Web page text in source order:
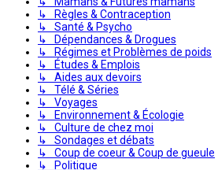
↳ Règles & Contraception
↳ Santé & Psycho
↳ Dépendances & Drogues
↳ Régimes et Problèmes de poids
↳ Études & Emplois
↳ Aides aux devoirs
↳ Télé & Séries
↳ Voyages
↳ Environnement & Écologie
↳ Culture de chez moi
↳ Sondages et débats
↳ Coup de coeur & Coup de gueule
↳ Politique